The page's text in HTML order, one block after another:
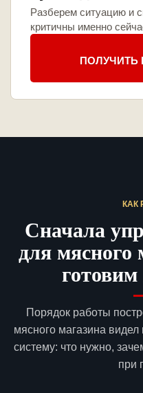
Разберем ситуацию и
критичны именно
ПОЛУЧИТЬ
КАК
Сначала
для мясного
Порядок работы
мясного магазина
систему: что нужно,
при